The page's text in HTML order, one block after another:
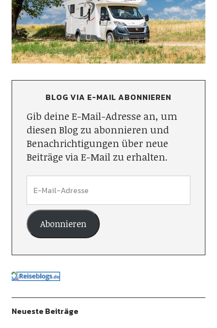
BLOG VIA E-MAIL ABONNIEREN
Gib deine E-Mail-Adresse an, um
diesen Blog zu abonnieren und
Benachrichtigungen über neue
Beiträge via E-Mail zu erhalten.
Abonnieren
Neueste Beiträge